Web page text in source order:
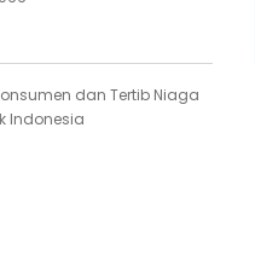
dan Tertib Niaga
Indonesia